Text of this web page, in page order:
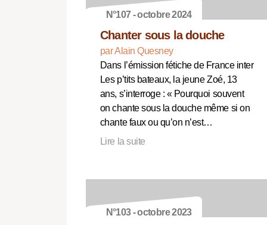
N°107 - octobre 2024
Chanter sous la douche
par Alain Quesney
Dans l’émission fétiche de France inter
Les p’tits bateaux, la jeune Zoé, 13
ans, s’interroge : « Pourquoi souvent
on chante sous la douche même si on
chante faux ou qu’on n’est…
Lire la suite
N°103 - octobre 2023